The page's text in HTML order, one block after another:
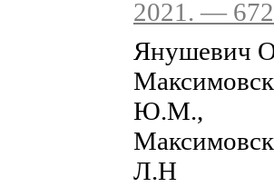
2021. —
Янушевич
Ю.М.,
Л.Н